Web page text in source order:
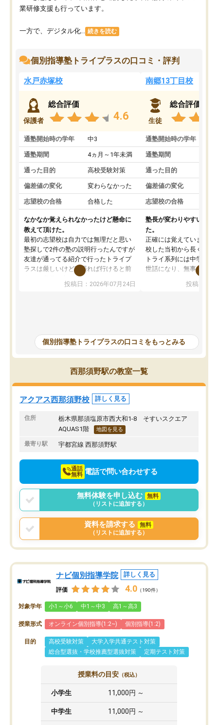
業研修支援も行っています。
一方で、デジタル化... 続きを読む
個別指導塾トライプラスの口コミ・評判
水戸赤塚校
保護者
総合評価
4.6
通塾開始時の学年 中3
通塾期間 4ヵ月～1年未満
通った目的 高校受験対策
偏差値の変化 変わらなかった
志望校の合格 合格した
なかなか覚えられなかったけど懸命に
教えて頂けた。
最初の志望校は自力では無理だと思い
塾探しで2件の塾の説明行ったんですが
友達が通ってる紹介で行ったトライプ
ラスは厳しいけど頑張れば行けると前
向きな意見を言ってくれてくれたので
希望のある方に決めました。しかし、
を教えて頂き出来ないことが出来るよ
うになった、覚えられたと喜んでると
ころ見て、見捨てず教えてもらって本
当に感謝しかないです。志望校は下が
ってしまったけどとても先生達もいい
方で通ってよかったと思いました。
投稿日：2026年07月24日
南郷13丁目校
生徒
総合評価
通塾開始時の学年
通塾期間
通った目的
偏差値の変化
志望校の合格
塾長が変わりやすいが、
た。
正確には覚えていません
校した当初から長く通っ
トライ系列には中学校受
世話になり、無事に志望
生との相性が良く、苦
す。先生ごとの得意科目
く表示されていた点も魅
方で、塾長が何度も交代
り、その点は改善してほ
した。
投稿日：
個別指導塾トライプラスの口コミをもっとみる
西那須野駅の教室一覧
アクアス西那須野校 詳しく見る
住所
栃木県那須塩原市西大和1-8 そすいスクエア
AQUAS1階
地図を見る
最寄り駅 宇都宮線 西那須野駅
通話
無料 電話で問い合わせする
無料体験を申し込む
無料
（リストに追加する）
資料を請求する
無料
（リストに追加する）
ナビ個別指導学院 詳しく見る
評価 4.0 （190件）
対象学年 小1～小6 中1～中3 高1～高3
授業形式 オンライン個別指導(1:2~) 個別指導(1:2)
目的 高校受験対策
大学入学共通テスト対策
総合型選抜・学校推薦型選抜対策
定期テスト対策
授業料の目安 （税込）
小学生 11,000円 ～
中学生 11,000円 ～